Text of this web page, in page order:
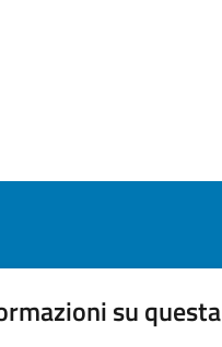
su questa